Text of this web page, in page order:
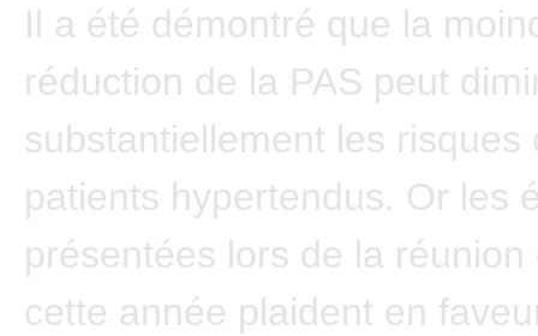
Il a été démontré que la
réduction de la PAS peut
substantiellement les risques
patients hypertendus. Or les
présentées lors de la réunion
cette année plaident en